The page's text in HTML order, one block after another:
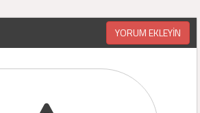
YORUM EKLEYİN